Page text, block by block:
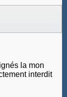
la mon
interdit